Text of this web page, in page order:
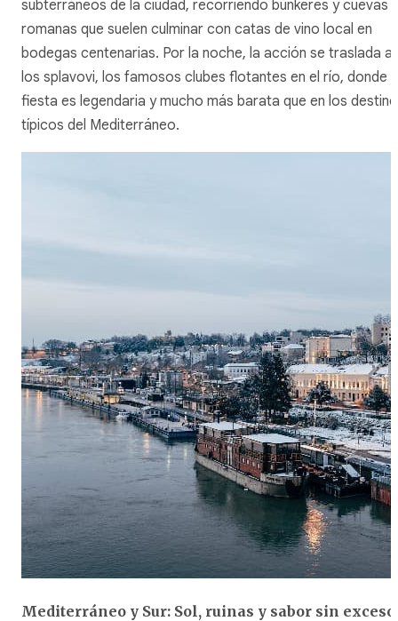
subterráneos de la ciudad, recorriendo búnkeres y cuevas
romanas que suelen culminar con catas de vino local en
bodegas centenarias. Por la noche, la acción se traslada a
los splavovi, los famosos clubes flotantes en el río, donde
fiesta es legendaria y mucho más barata que en los
típicos del Mediterráneo.
Mediterráneo y Sur: Sol, ruinas y sabor sin